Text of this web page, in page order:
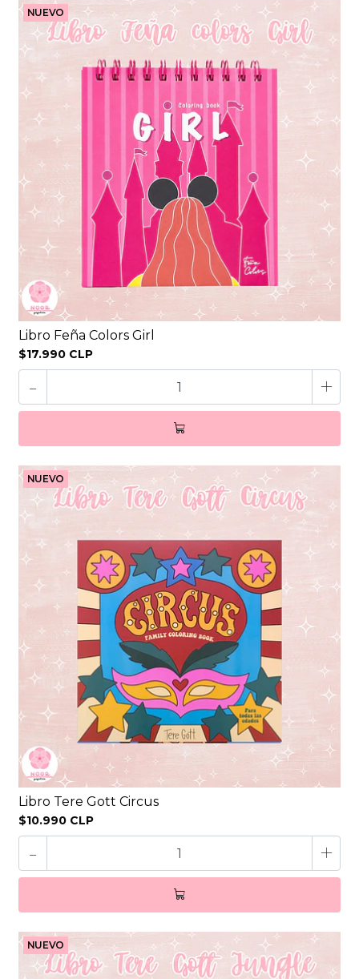
NUEVO
Libro Feña Colors Girl
$17.990 CLP
- +
NUEVO
Libro Tere Gott Circus
$10.990 CLP
- +
NUEVO